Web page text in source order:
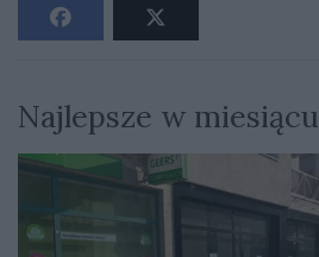
Najlepsze w miesiącu